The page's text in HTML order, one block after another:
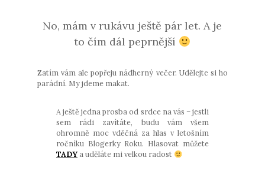
No, mám v rukávu ještě pár let. A je
to čím dál peprnější
Zatím vám ale popřeju nádherný večer. Udělejte si ho
parádní. My jdeme makat.
A ještě jedna prosba od srdce na vás – jestli
sem rádi zavítáte, budu vám všem
ohromně moc vděčná za hlas v letošním
ročníku Blogerky Roku. Hlasovat můžete
TADYa uděláte mi velkou radost